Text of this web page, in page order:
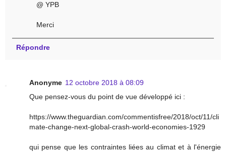
@ YPB
Merci
Répondre
Anonyme 12 octobre 2018 à 08:09
Que pensez-vous du point de vue développé ici :
https://www.theguardian.com/commentisfree/2018/oct/11/cli
mate-change-next-global-crash-world-economies-1929
qui pense que les contraintes liées au climat et à l'énergie